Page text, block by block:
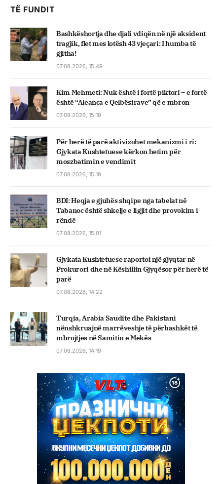
TË FUNDIT
Bashkëshortja dhe djali vdiqën në një aksident
tragjik, flet mes lotësh 43 vjeçari: I humba të
gjitha!
07.08.2026, 15:49
Kim Mehmeti: Nuk është i fortë piktori – e fortë
është “Aleanca e Qelbësirave” që e mbron
07.08.2026, 15:19
Për herë të parë aktivizohet mekanizmi i ri:
Gjykata Kushtetuese kërkon hetim për
moszbatimin e vendimit
07.08.2026, 15:19
BDI: Heqja e gjuhës shqipe nga tabelat në
Tabanoc është shkelje e ligjit dhe provokim i
rëndë
07.08.2026, 15:01
Gjykata Kushtetuese raportoi një gjyqtar në
Prokurori dhe në Këshillin Gjyqësor për herë të
parë
07.08.2026, 14:22
Turqia, Arabia Saudite dhe Pakistani
nënshkruajnë marrëveshje të përbashkët të
mbrojtjes në Samitin e Mekës
07.08.2026, 14:19